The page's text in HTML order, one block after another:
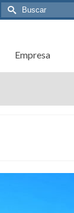
Buscar
por:
Empresa